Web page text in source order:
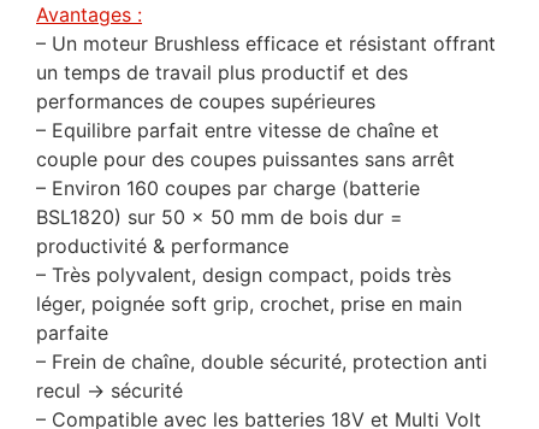
Avantages :
– Un moteur Brushless efficace et résistant offrant
un temps de travail plus productif et des
performances de coupes supérieures
– Equilibre parfait entre vitesse de chaîne et
couple pour des coupes puissantes sans arrêt
– Environ 160 coupes par charge (batterie
BSL1820) sur 50 x 50 mm de bois dur =
productivité & performance
– Très polyvalent, design compact, poids très
léger, poignée soft grip, crochet, prise en main
parfaite
– Frein de chaîne, double sécurité, protection anti
recul -> sécurité
– Compatible avec les batteries 18V et Multi Volt